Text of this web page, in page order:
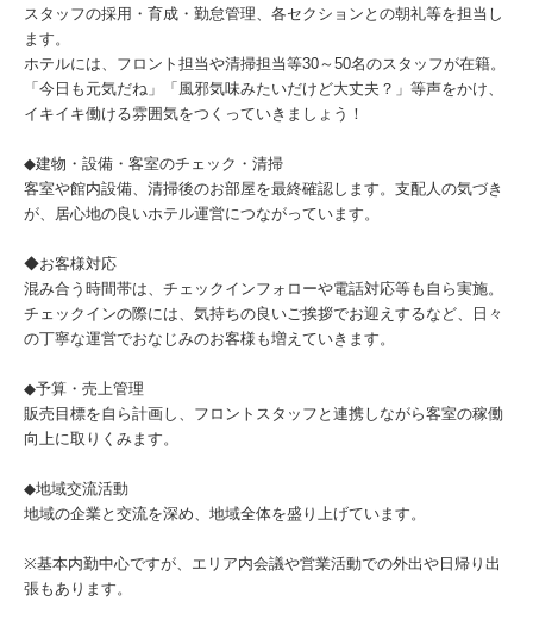
スタッフの採用・育成・勤怠管理、各セクションとの朝礼等を担当し
ます。
ホテルには、フロント担当や清掃担当等30～50名のスタッフが在籍。
「今日も元気だね」「風邪気味みたいだけど大丈夫？」等声をかけ、
イキイキ働ける雰囲気をつくっていきましょう！
◆建物・設備・客室のチェック・清掃
客室や館内設備、清掃後のお部屋を最終確認します。支配人の気づき
が、居心地の良いホテル運営につながっています。
◆お客様対応
混み合う時間帯は、チェックインフォローや電話対応等も自ら実施。
チェックインの際には、気持ちの良いご挨拶でお迎えするなど、日々
の丁寧な運営でおなじみのお客様も増えていきます。
◆予算・売上管理
販売目標を自ら計画し、フロントスタッフと連携しながら客室の稼働
向上に取りくみます。
◆地域交流活動
地域の企業と交流を深め、地域全体を盛り上げています。
※基本内勤中心ですが、エリア内会議や営業活動での外出や日帰り出
張もあります。